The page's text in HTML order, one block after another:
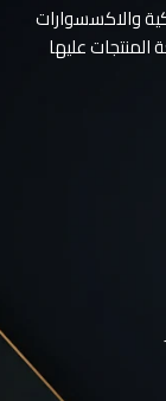
والاكسسوارات
عليها